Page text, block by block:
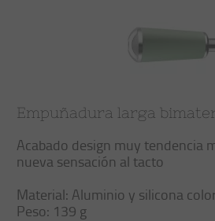
Empuñadura larga
Acabado design muy tendencia
nueva sensación al tacto
Material: Aluminio y silicona
Peso: 139 g